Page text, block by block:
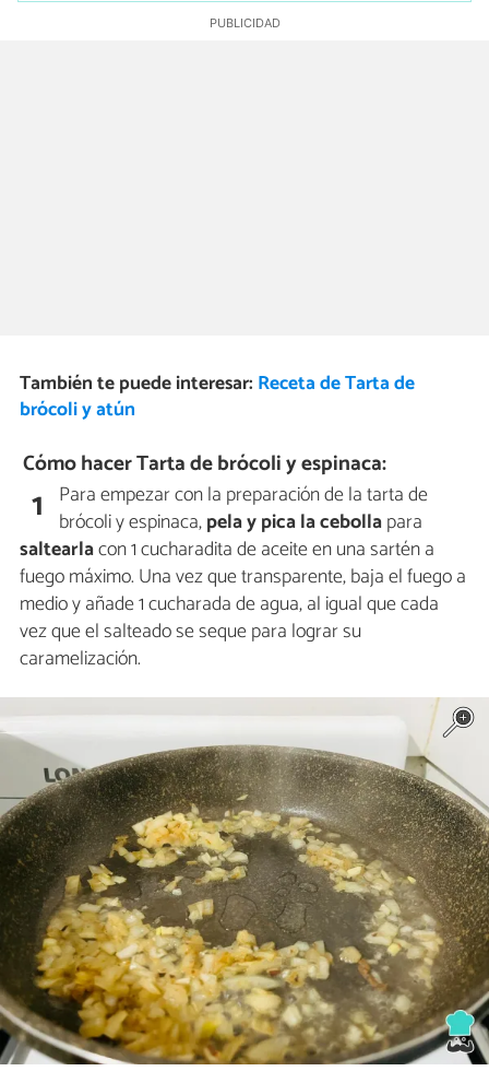
También te puede interesar: Receta de Tarta de
brócoli y atún
Cómo hacer Tarta de brócoli y espinaca:
1 Para empezar con la preparación de la tarta de
brócoli y espinaca,pela y pica la cebollapara
saltearlacon 1 cucharadita de aceite en una sartén a
fuego máximo. Una vez que transparente, baja el fuego a
medio y añade 1 cucharada de agua, al igual que cada
vez que el salteado se seque para lograr su
caramelización.